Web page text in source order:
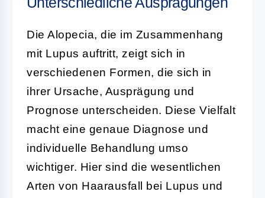
Die Alopecia, die im Zusammenhang
mit Lupus auftritt, zeigt sich in
verschiedenen Formen, die sich in
ihrer Ursache, Ausprägung und
Prognose unterscheiden. Diese Vielfalt
macht eine genaue Diagnose und
individuelle Behandlung umso
wichtiger. Hier sind die wesentlichen
Arten von Haarausfall bei Lupus und